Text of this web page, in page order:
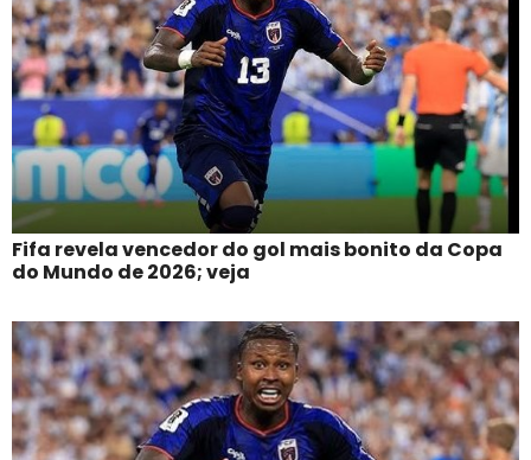
Fifa revela vencedor do gol mais bonito da Copa
do Mundo de 2026; veja